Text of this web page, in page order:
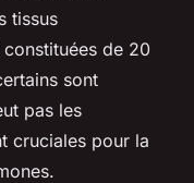
tissus
de 20
sont
pas les
cruciales pour la